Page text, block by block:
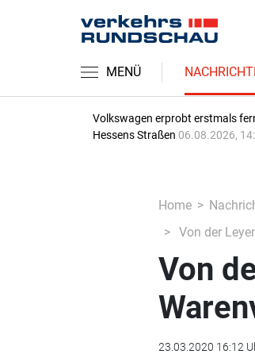
MENÜ
Volkswagen erprobt erstmals
Hessens Straßen 06.08.2026,
Home
Von der
Von
23.03.2020 16:12